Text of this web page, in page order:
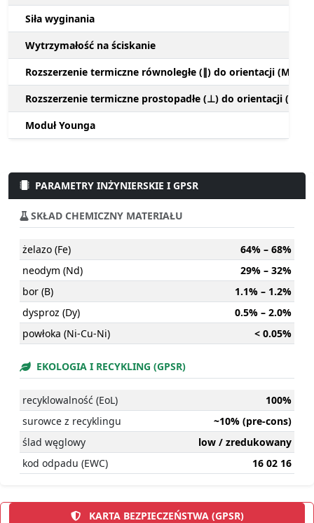
Siła wyginania
Wytrzymałość na ściskanie
Rozszerzenie termiczne równoległe (∥) do orientacji (M)
Rozszerzenie termiczne prostopadłe (⊥) do orientacji (M)
Moduł Younga
PARAMETRY INŻYNIERSKIE I GPSR
SKŁAD CHEMICZNY MATERIAŁU
żelazo (Fe)
64% – 68%
neodym (Nd)
29% – 32%
bor (B)
1.1% – 1.2%
dysproz (Dy)
0.5% – 2.0%
powłoka (Ni-Cu-Ni)
< 0.05%
EKOLOGIA I RECYKLING (GPSR)
recyklowalność (EoL)
100%
surowce z recyklingu
~10% (pre-cons)
ślad węglowy
low / zredukowany
kod odpadu (EWC)
16 02 16
KARTA BEZPIECZEŃSTWA (GPSR)